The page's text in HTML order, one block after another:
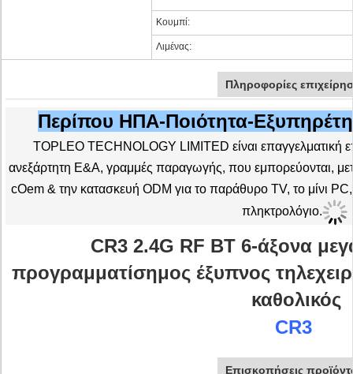
Κουμπί:
Λιμένας:
Πληροφορίες
Περίπου ΗΠΑ-Ποιότητα-
TOPLEO TECHNOLOGY LIMITED είναι επαγγελματική
ανεξάρτητη Ε&Α, γραμμές παραγωγής, που εμπορεύονται,
cOem & την κατασκευή ODM για το παράθυρο TV, το μίνι PC,
πληκτρολόγιο.
CR3 2.4G RF BT 6-άξονα
προγραμματίσημος έξυπνος
καθολικός
CR3
Επισκοπήσεις